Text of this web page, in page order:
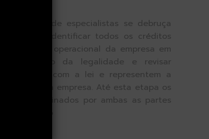
equipe de especialistas se debruça
para identificar todos os créditos
operacional da empresa em
dentro da legalidade e revisar
com a lei e representem a
pela empresa. Até esta etapa os
estar assinados por ambas as partes
trabalho